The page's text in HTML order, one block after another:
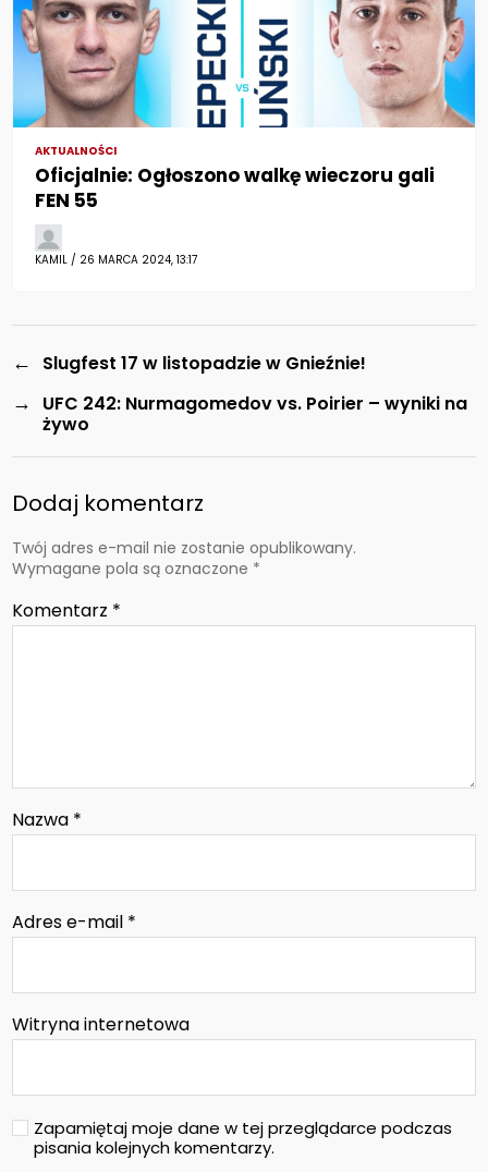
AKTUALNOŚCI
Oficjalnie: Ogłoszono walkę wieczoru gali
FEN 55
KAMIL / 26 MARCA 2024, 13:17
← Slugfest 17 w listopadzie w Gnieźnie!
→
UFC 242: Nurmagomedov vs. Poirier – wyniki na
żywo
Dodaj komentarz
Twój adres e-mail nie zostanie opublikowany.
Wymagane pola są oznaczone *
Komentarz *
Nazwa *
Adres e-mail *
Witryna internetowa
Zapamiętaj moje dane w tej przeglądarce podczas
pisania kolejnych komentarzy.